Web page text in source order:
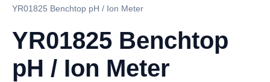
YR01825 Benchtop pH / Ion Meter
YR01825 Benchtop
pH / Ion Meter